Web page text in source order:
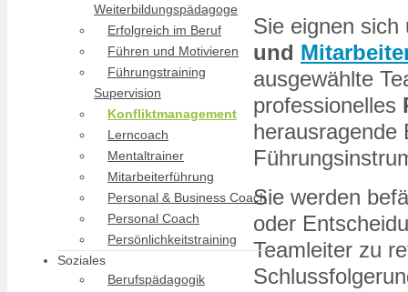
Sie eignen
und
ausgewählte
professionelles
Sie werden
oder
Teamleiter zu
Weiterbildungspädagoge
Erfolgreich im Beruf
Führen und Motivieren
Führungstraining
Supervision
Konfliktmanagement
Lerncoach
Mentaltrainer
Mitarbeiterführung
Personal & Business Coach
Personal Coach
Persönlichkeitstraining
Soziales
Berufspädagogik